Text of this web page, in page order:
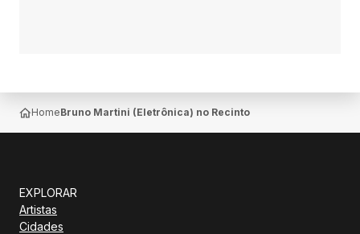
HomeBruno Martini (Eletrônica) no Recinto De Exposições de
EXPLORAR
Artistas
Cidades